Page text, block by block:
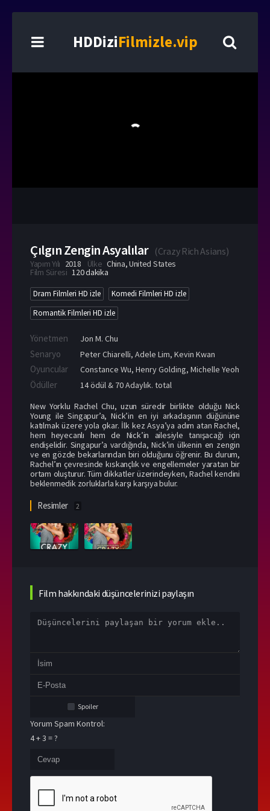
HDDiziFilmizle.vip
Çılgın Zengin Asyalılar (Crazy Rich Asians)
Yapım Yılı 2018 Ülke China,United States
Film Süresi 120 dakika
Dram Filmleri HD izle
Komedi Filmleri HD izle
Romantik Filmleri HD izle
Yönetmen Jon M. Chu
Senaryo Peter Chiarelli, Adele Lim, Kevin Kwan
Oyuncular Constance Wu, Henry Golding, Michelle Yeoh
Ödüller
14 ödül & 70 Adaylık. total
New Yorklu Rachel Chu, uzun süredir birlikte olduğu Nick
Young ile Singapur’a, Nick’in en iyi arkadaşının düğününe
katılmak üzere yola çıkar. İlk kez Asya’ya adım atan Rachel,
hem heyecanlı hem de Nick’in ailesiyle tanışacağı için
endişelidir. Singapur’a vardığında, Nick’in ülkenin en zengin
ve en gözde bekarlarından biri olduğunu öğrenir. Bu durum,
Rachel’ın çevresinde kıskançlık ve engellemeler yaratan bir
ortam oluşturur. Tüm dikkatler üzerindeyken, Rachel kendini
beklenmedik zorluklarla karşı karşıya bulur.
Resimler 2
Film hakkındaki düşüncelerinizi paylaşın
Spoiler
Yorum Spam Kontrol:
4 + 3 = ?